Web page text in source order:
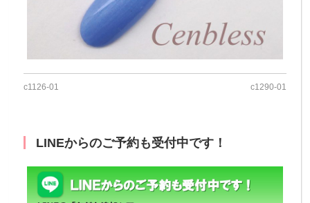
c1126‐01 c1290‐01
LINEからのご予約も受付中です！